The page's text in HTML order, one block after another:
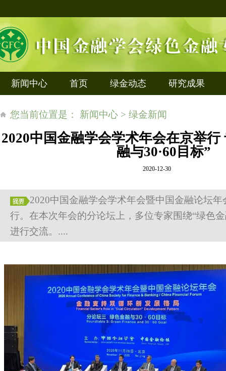
新闻中心 首页 绿金动态 研究成果
您当前位置是： 新闻中心 > 绿金新闻
2020中国金融学会学术年会在京举行
融与30·60目标”
2020-12-30
2020中国金融学会学术年会暨中国金融论坛
行。在本次年会的分论坛上，多位专家围绕“绿色
进行交流。....